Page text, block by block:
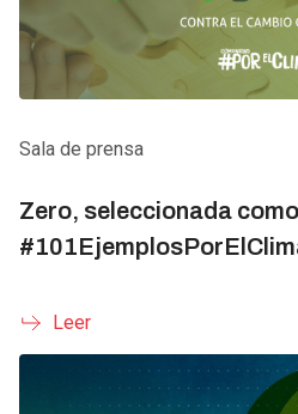
Sala de prensa
Zero, seleccionada
Leer